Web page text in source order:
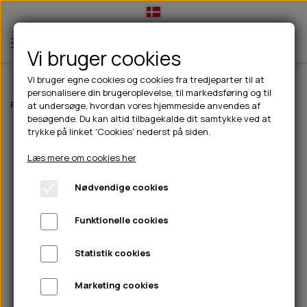
TIL HUND
💧FODER- VANDSKÅLE
CHICOPEE
GODBIDSTASKE
HALSBÅND
🦴 GODBIDDER & SNACKS
🍖 SMAGSVARIANTER
🎾 LEGETØJ
TÆNDER, ØRE, ØJE, POTER & NÆSE
🐾 UDSTYR & KOMFORT
TIL HUNDEEJER
DRIKKEFLASKER/TERMOFLASKER
HUER OG VANTER
PINEWOOD SALES
TIL KAT
TILBUD
NYHEDER
ABONNEMENT
Forside Til hunde Godbidder & Snacks Kornfri godbidder til hunde
Vi bruger cookies
Vi bruger egne cookies og cookies fra tredjeparter til at
personalisere din brugeroplevelse, til markedsføring og til
at undersøge, hvordan vores hjemmeside anvendes af
besøgende. Du kan altid tilbagekalde dit samtykke ved at
trykke på linket 'Cookies' nederst på siden.
Læs mere om cookies her
Nødvendige cookies
Funktionelle cookies
Statistik cookies
Marketing cookies